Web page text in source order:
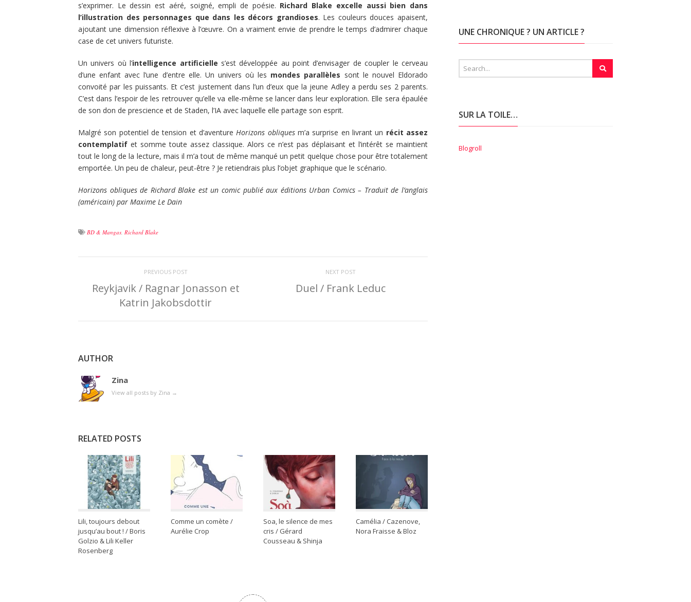
s’exprimer. Le dessin est aéré, soigné, empli de poésie. Richard Blake excelle aussi bien dans
l’illustration des personnages que dans les décors grandioses. Les couleurs douces apaisent,
ajoutant une dimension réflexive à l’œuvre. On a vraiment envie de prendre le temps d’admirer chaque
case de cet univers futuriste.
Un univers où l’intelligence artificielle s’est développée au point d’envisager de coupler le cerveau
d’une enfant avec l’une d’entre elle. Un univers où les mondes parallèles sont le nouvel Eldorado
convoité par les puissants. Et c’est justement dans l’un d’eux que la jeune Adley a perdu ses 2 parents.
C’est dans l’espoir de les retrouver qu’elle va elle-même se lancer dans leur exploration. Elle sera épaulée
de son don de prescience et de Staden, l’IA avec laquelle elle partage son esprit.
Malgré son potentiel de tension et d’aventureHorizons obliquesm’a surprise en livrant un récit assez
contemplatif et somme toute assez classique. Alors ce n’est pas déplaisant et l’intérêt se maintient
tout le long de la lecture, mais il m’a tout de même manqué un petit quelque chose pour être totalement
emportée. Un peu de chaleur, peut-être ? Je retiendrais plus l’objet graphique que le scénario.
Horizons obliques de Richard Blake est un comic publié aux éditions Urban Comics – Traduit de l’anglais
(américain) par Maxime Le Dain
BD & Mangas, Richard Blake
PREVIOUS POST
Reykjavik / Ragnar Jonasson et
Katrin Jakobsdottir
NEXT POST
Duel / Frank Leduc
AUTHOR
Zina
View all posts by Zina →
RELATED POSTS
Lili, toujours debout
jusqu’au bout ! / Boris
Golzio & Lili Keller
Rosenberg
Comme un comète /
Aurélie Crop
Soa, le silence de mes
cris / Gérard
Cousseau & Shinja
Camélia / Cazenove,
Nora Fraisse & Bloz
UNE CHRONIQUE ? UN ARTICLE ?
SUR LA TOILE…
Blogroll